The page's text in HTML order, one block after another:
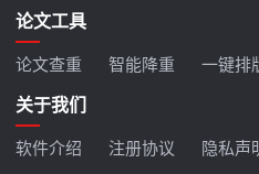
论文工具
论文查重 智能降重 一键排
关于我们
软件介绍 注册协议 隐私声